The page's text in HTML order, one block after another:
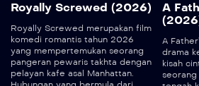
Royally Screwed (2026)
Royally Screwed merupakan film
komedi romantis tahun 2026
yang mempertemukan seorang
pangeran pewaris takhta dengan
pelayan kafe asal Manhattan.
A
A
drama
kisah
seorang